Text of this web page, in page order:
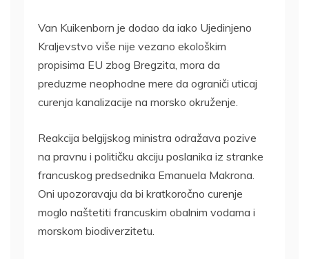
Van Kuikenborn je dodao da iako Ujedinjeno
Kraljevstvo više nije vezano ekološkim
propisima EU zbog Bregzita, mora da
preduzme neophodne mere da ograniči uticaj
curenja kanalizacije na morsko okruženje.
Reakcija belgijskog ministra odražava pozive
na pravnu i političku akciju poslanika iz stranke
francuskog predsednika Emanuela Makrona.
Oni upozoravaju da bi kratkoročno curenje
moglo naštetiti francuskim obalnim vodama i
morskom biodiverzitetu.